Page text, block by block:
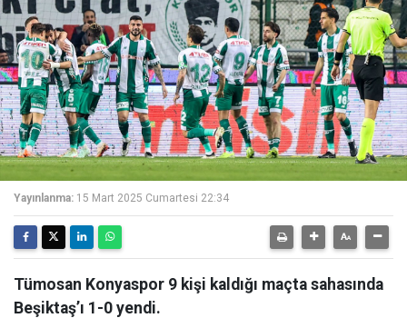
Yayınlanma: 15 Mart 2025 Cumartesi 22:34
Tümosan Konyaspor 9 kişi kaldığı maçta sahasında
Beşiktaş’ı 1-0 yendi.